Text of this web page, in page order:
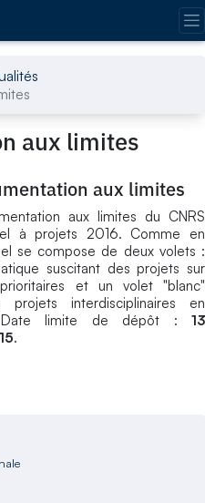
aux limites
aux limites
aux limites du CNRS
à projets 2016. Comme en
se compose de deux volets :
suscitant des projets sur
et un volet "blanc"
projets interdisciplinaires en
Date limite de dépôt : 13
.